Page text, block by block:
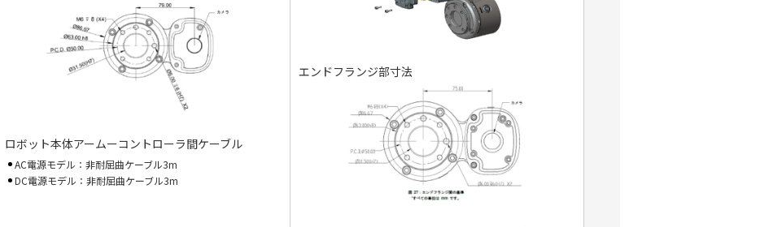
ロボット本体アームーコントローラ間ケーブル
AC電源モデル：非耐屈曲ケーブル3m
DC電源モデル：非耐屈曲ケーブル3m
エンドフランジ部寸法